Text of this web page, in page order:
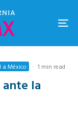
a México · 1 min read
la